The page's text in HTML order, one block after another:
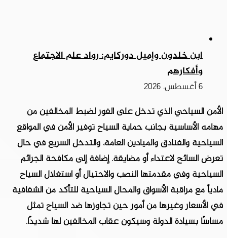
ابن خلدون وإميل دوركايم: رواد علم الاجتماع
وأفكارهم
6 أغسطس، 2026
الأمن السياحي الذي تدخل على الفور لضبط المخالفين من
مهامه الأساسية بجانب حماية السياح توفير الأمن في المواقع
السياحية والفنادق والميادين العامة، والتدخل السريع في حال
تعرض السائح لاعتداء أو مضايقة. إضافة إلى مكافحة الجرائم
السياحية وفي مقدمتها النصب والاحتيال أو استغلال السياح
مادياً مع مراقبة الأسواق والمحال السياحية للتأكد من الشفافية
في الأسعار وغيرها من أمور حين تجاوزها ضد السياح تمثل
مساسًا بسيادة الدولة وسيكون عقاب المخالفين لها شديدًا.